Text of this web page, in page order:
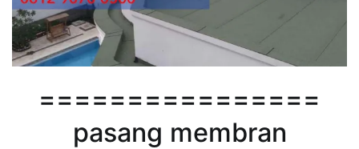
================
pasang membran